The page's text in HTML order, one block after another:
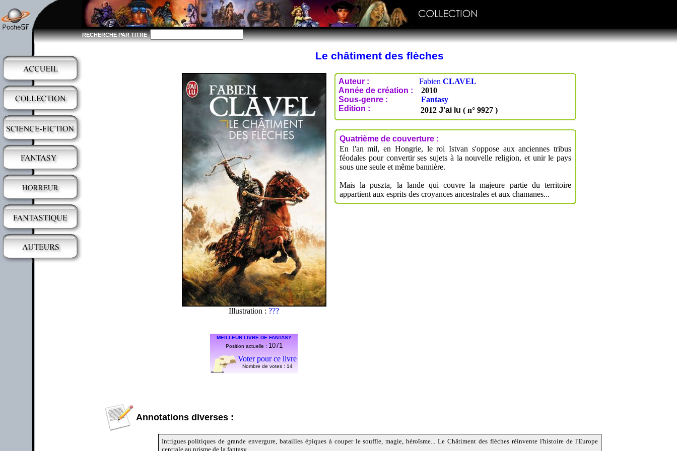
RECHERCHE PAR TITRE
Le châtiment des flèches
Illustration : ???
MEILLEUR LIVRE DE FANTASY
Position actuelle : 1071
Voter pour ce livre
Nombre de votes : 14
Auteur : Fabien CLAVEL
Année de création :
2010
Sous-genre :
Fantasy
Edition :
2012 J'ai lu ( n° 9927 )
Quatrième de couverture :
En l'an mil, en Hongrie, le roi Istvan s'oppose aux anciennes tribus
féodales pour convertir ses sujets à la nouvelle religion, et unir le pays
sous une seule et même bannière.
Mais la puszta, la lande qui couvre la majeure partie du territoire
appartient aux esprits des croyances ancestrales et aux chamanes...
Annotations diverses :
Intrigues politiques de grande envergure, batailles épiques à couper le souffle, magie, héroïsme... Le Châtiment des flèches réinvente l'histoire de l'Europe
centrale au prisme de la fantasy.